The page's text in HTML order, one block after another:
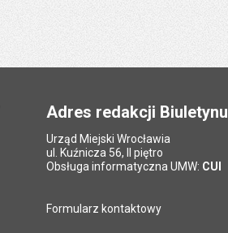
Adres redakcji Biuletynu
Urząd Miejski Wrocławia
ul. Kuźnicza 56, II piętro
Obsługa informatyczna UMW: CUI
Formularz kontaktowy